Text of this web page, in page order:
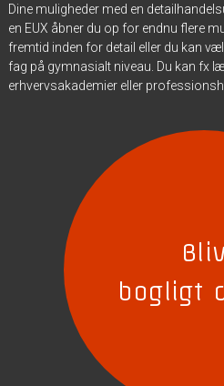
Dine muligheder med en
en EUX åbner du op for endnu flere
fremtid inden for detail eller du kan
fag på gymnasialt niveau. Du kan fx
erhvervsakademier eller
Bliv
bogligt